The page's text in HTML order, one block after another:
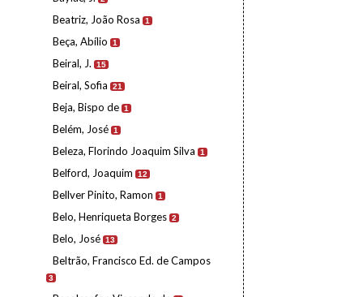
Beatriz, João Rosa 1
Beça, Abílio 1
Beiral, J. 15
Beiral, Sofia 21
Beja, Bispo de 1
Belém, José 1
Beleza, Florindo Joaquim Silva 1
Belford, Joaquim 12
Bellver Pinito, Ramon 1
Belo, Henriqueta Borges 2
Belo, José 13
Beltrão, Francisco Ed. de Campos
3